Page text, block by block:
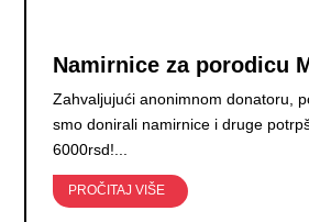
Namirnice za porodicu
Zahvaljujući anonimnom donatoru,
smo donirali namirnice i druge
6000rsd!...
PROČITAJ VIŠE